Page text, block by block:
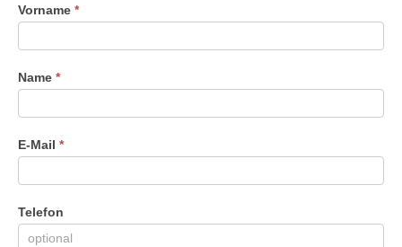
Kontakt
Vorname *
Name *
E-Mail *
Telefon
Falls
Du
menschlich
lasse
Feld